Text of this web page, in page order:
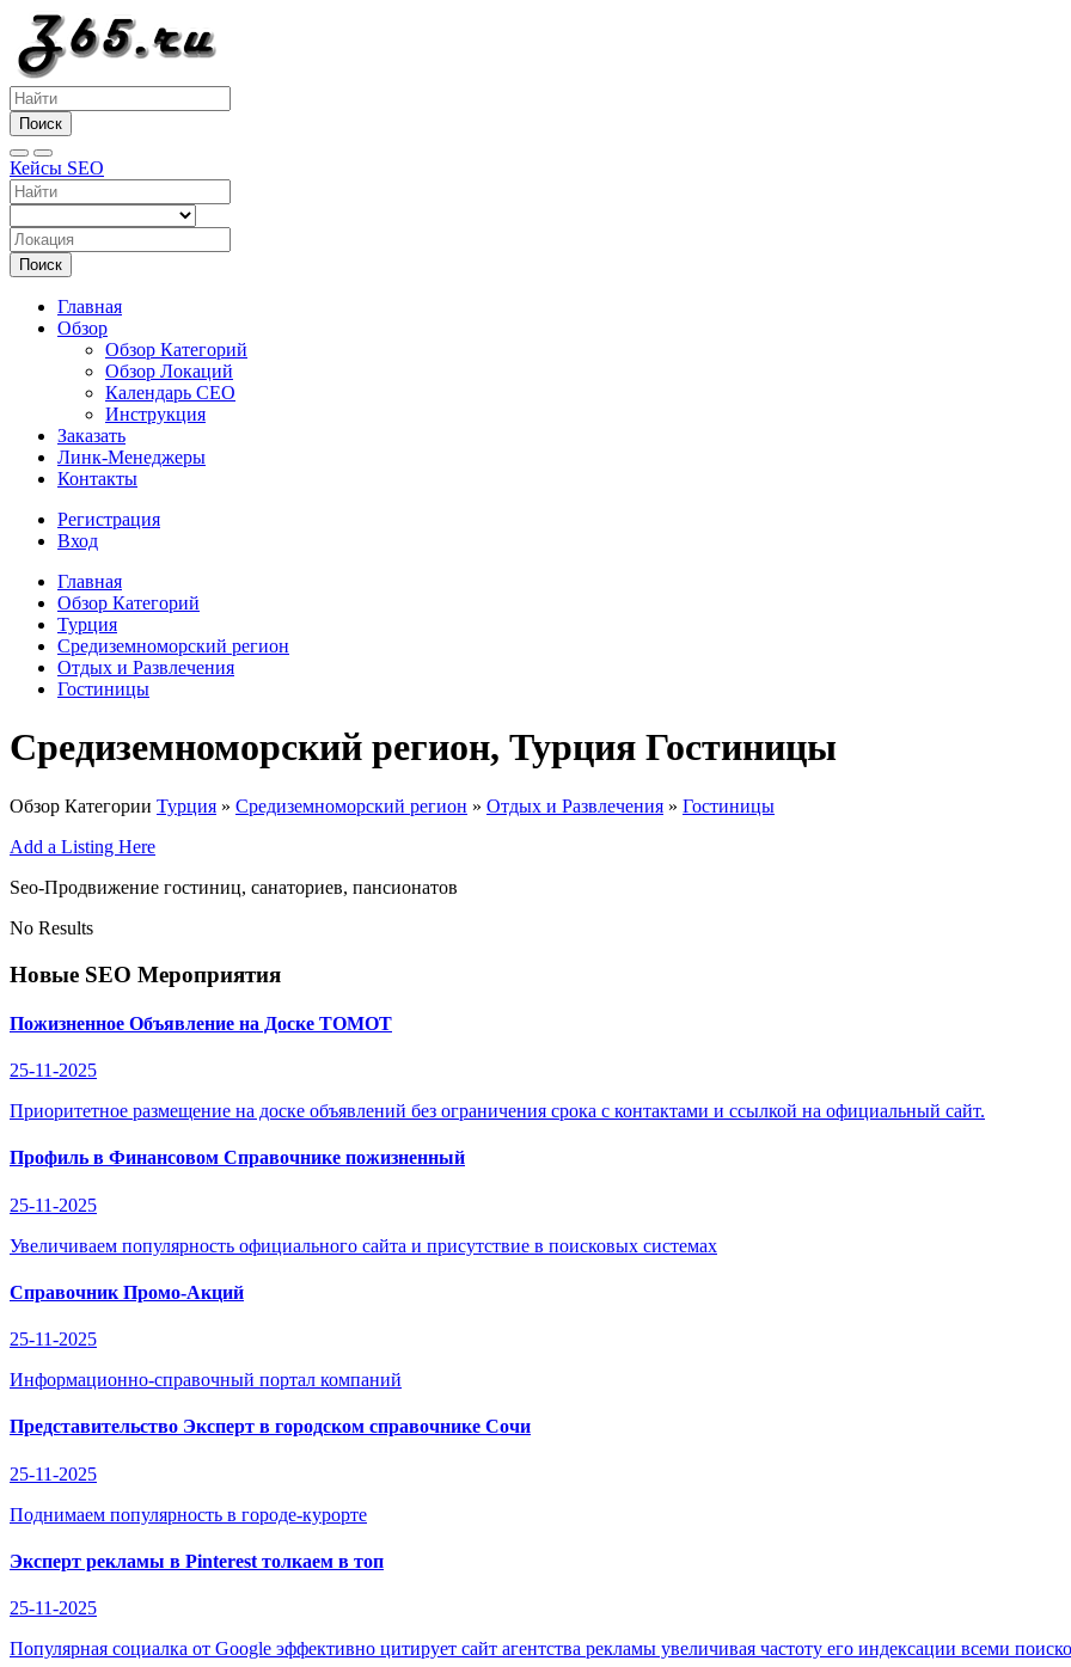
Поиск
Кейсы SEO
Поиск
Главная
Обзор
Обзор Категорий
Обзор Локаций
Календарь СЕО
Инструкция
Заказать
Линк-Менеджеры
Контакты
Регистрация
Вход
Главная
Обзор Категорий
Турция
Средиземноморский регион
Отдых и Развлечения
Гостиницы
Средиземноморский регион, Турция Гостиницы
Обзор Категории Турция » Средиземноморский регион » Отдых и Развлечения » Гостиницы
Add a Listing Here
Seo-Продвижение гостиниц, санаториев, пансионатов
No Results
Новые SEO Мероприятия
Пожизненное Объявление на Доске ТОМОТ
25-11-2025
Приоритетное размещение на доске объявлений без ограничения срока с контактами и ссылкой на официальный сайт.
Профиль в Финансовом Справочнике пожизненный
25-11-2025
Увеличиваем популярность официального сайта и присутствие в поисковых системах
Справочник Промо-Акций
25-11-2025
Информационно-справочный портал компаний
Представительство Эксперт в городском справочнике Сочи
25-11-2025
Поднимаем популярность в городе-курорте
Эксперт рекламы в Pinterest толкаем в топ
25-11-2025
Популярная социалка от Google эффективно цитирует сайт агентства рекламы увеличивая частоту его индексации всеми